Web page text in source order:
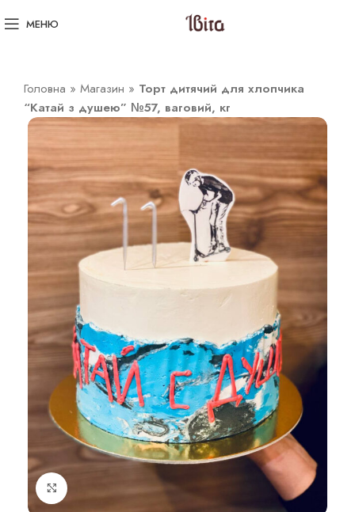
МЕНЮ
Головна » Магазин » Торт дитячий для хлопчика
“Катай з душею” №57, ваговий, кг
Збільшити фото